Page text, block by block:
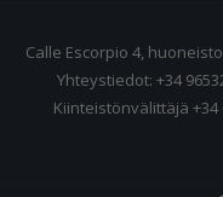
Calle Escorpio 4,
Yhteystiedot: +34
Kiinteistönvälittäjä +34